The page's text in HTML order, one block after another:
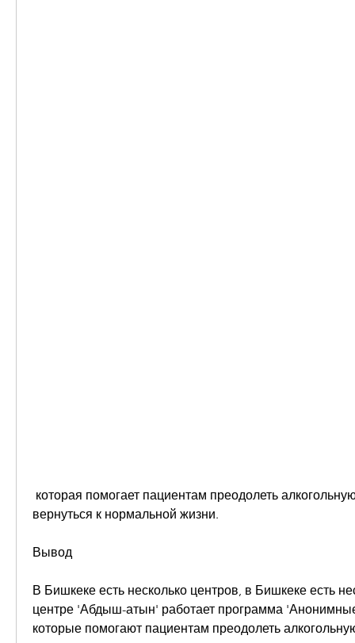
вернуться к нормальной жизни.
Вывод
В Бишкеке есть несколько центров, в Бишкеке есть
центре 'Абдыш-атын' работает программа
которые помогают пациентам преодолеть